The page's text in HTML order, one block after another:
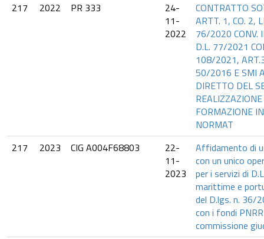
217
2022 PR 333
24-
11-
2022
CONTRATTO
ARTT. 1, CO. 2,
76/2020 CONV.
D.L. 77/2021
108/2021,
50/2016 E SMI
DIRETTO DEL
FORMAZIONE
NORMAT
217
2023 CIG A004F68803
22-
11-
2023
Affidamento di
con un unico
per i servizi di
marittime e
del D.lgs. n. 36/
con i fondi
commissione